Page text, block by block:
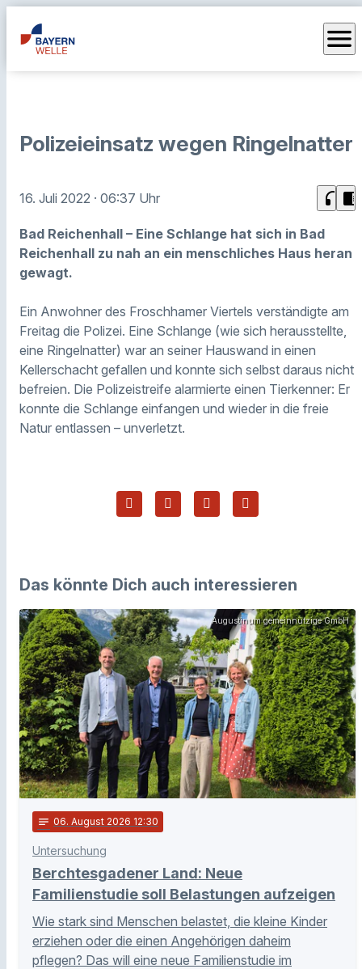
menu
Polizeieinsatz wegen Ringelnatter
16. Juli 2022 · 06:37 Uhr headphones chrome_reader_mode
Bad Reichenhall – Eine Schlange hat sich in Bad
Reichenhall zu nah an ein menschliches Haus heran
gewagt.
Ein Anwohner des Froschhamer Viertels verständigte am
Freitag die Polizei. Eine Schlange (wie sich herausstellte,
eine Ringelnatter) war an seiner Hauswand in einen
Kellerschacht gefallen und konnte sich selbst daraus nicht
befreien. Die Polizeistreife alarmierte einen Tierkenner: Er
konnte die Schlange einfangen und wieder in die freie
Natur entlassen – unverletzt.
Das könnte Dich auch interessieren
Augustinum gemeinnützige GmbH
notes 06. August 2026 12:30
Untersuchung
Berchtesgadener Land: Neue
Familienstudie soll Belastungen aufzeigen
Wie stark sind Menschen belastet, die kleine Kinder
erziehen oder die einen Angehörigen daheim
pflegen? Das will eine neue Familienstudie im